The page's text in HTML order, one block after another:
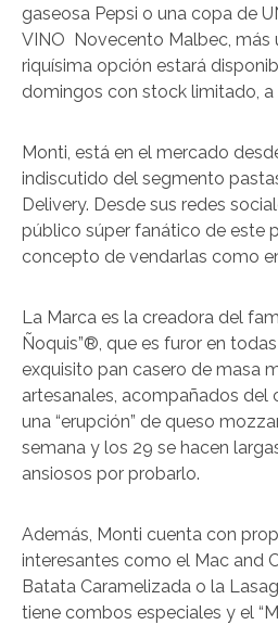
gaseosa Pepsi o una copa de
VINO Novecento Malbec, más
riquísima opción estará
domingos con stock limitado, a
Monti, está en el mercado
indiscutido del segmento
Delivery. Desde sus redes
público súper fanático de este
concepto de vendarlas como
La Marca es la creadora del
Ñoquis”®, que es furor en
exquisito pan casero de masa
artesanales, acompañados del
una “erupción” de queso
semana y los 29 se hacen
ansiosos por probarlo.
Además, Monti cuenta con
interesantes como el Mac and
Batata Caramelizada o la
tiene combos especiales y el